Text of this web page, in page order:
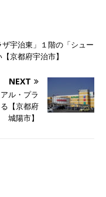
宇治東」１階の「シュー
京都府宇治市】
NEXT
ル・プラ
【京都府
城陽市】